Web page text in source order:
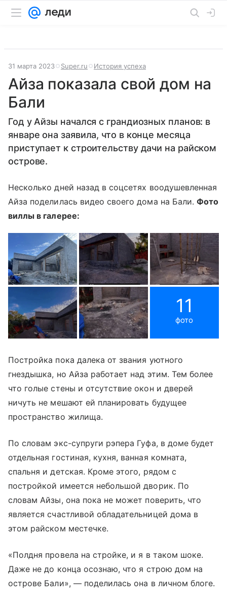
31 марта 2023 Super.ru История успеха
Айза показала свой дом на
Бали
Год у Айзы начался с грандиозных планов: в
январе она заявила, что в конце месяца
приступает к строительству дачи на райском
острове.
Несколько дней назад в соцсетях воодушевленная
Айза поделилась видео своего дома на Бали.Фото
виллы в галерее:
11
фото
Постройка пока далека от звания уютного
гнездышка, но Айза работает над этим. Тем более
что голые стены и отсутствие окон и дверей
ничуть не мешают ей планировать будущее
пространство жилища.
По словам экс-супруги рэпера Гуфа, в доме будет
отдельная гостиная, кухня, ванная комната,
спальня и детская. Кроме этого, рядом с
постройкой имеется небольшой дворик. По
словам Айзы, она пока не может поверить, что
является счастливой обладательницей дома в
этом райском местечке.
«Полдня провела на стройке, и я в таком шоке.
Даже не до конца осознаю, что я строю дом на
острове Бали», — поделилась она в личном блоге.